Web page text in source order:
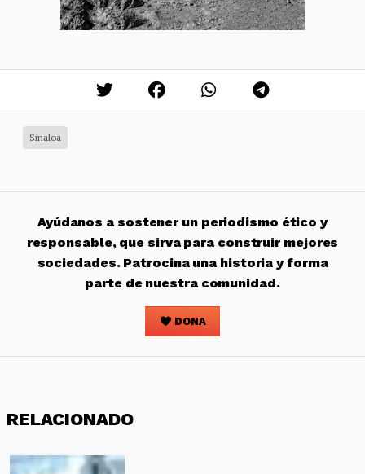
Sinaloa
Ayúdanos a sostener un periodismo ético y
responsable, que sirva para construir mejores
sociedades. Patrocina una historia y forma
parte de nuestra comunidad.
DONA
RELACIONADO